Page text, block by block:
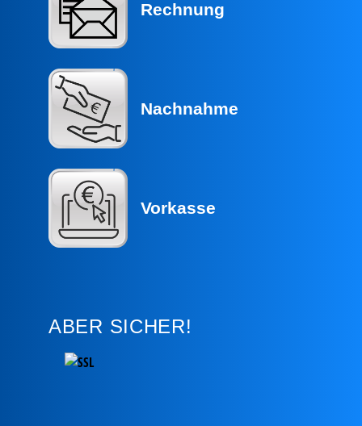
Rechnung
Nachnahme
Vorkasse
ABER SICHER!